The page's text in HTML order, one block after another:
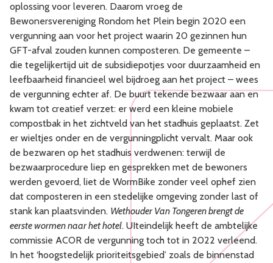
oplossing voor leveren. Daarom vroeg de
Bewonersvereniging Rondom het Plein begin 2020 een
vergunning aan voor het project waarin 20 gezinnen hun
GFT-afval zouden kunnen composteren. De gemeente –
die tegelijkertijd uit de subsidiepotjes voor duurzaamheid en
leefbaarheid financieel wel bijdroeg aan het project – wees
de vergunning echter af. De buurt tekende bezwaar aan en
kwam tot creatief verzet: er werd een kleine mobiele
compostbak in het zichtveld van het stadhuis geplaatst. Zet
er wieltjes onder en de vergunningplicht vervalt. Maar ook
de bezwaren op het stadhuis verdwenen: terwijl de
bezwaarprocedure liep en gesprekken met de bewoners
werden gevoerd, liet de WormBike zonder veel ophef zien
dat composteren in een stedelijke omgeving zonder last of
stank kan plaatsvinden. Wethouder Van Tongeren brengt de
eerste wormen naar het hotel. UIteindelijk heeft de ambtelijke
commissie ACOR de vergunning toch tot in 2022 verleend.
In het ‘hoogstedelijk prioriteitsgebied’ zoals de binnenstad